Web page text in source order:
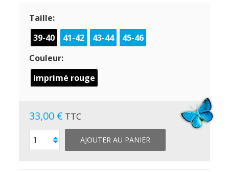
Taille:
39-40
41-42 43-44
45-46
Couleur:
imprimé rouge
33,00 € TTC
AJOUTER AU PANIER